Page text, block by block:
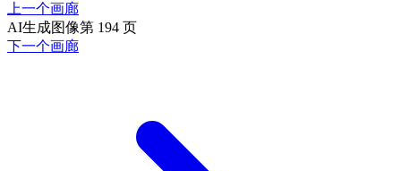
上一个画廊
AI生成图像第 194 页
下一个画廊